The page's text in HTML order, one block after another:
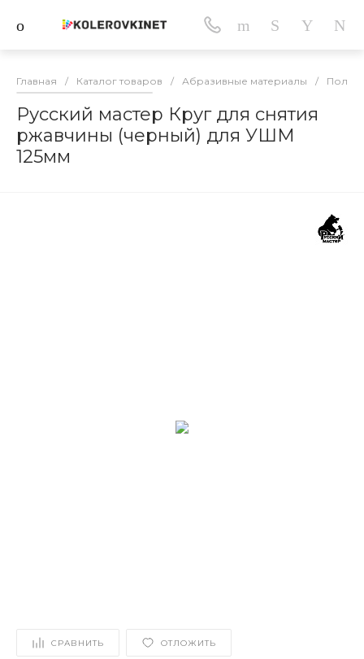
Главная / Каталог товаров / Абразивные материалы /
Русский мастер Круг для снятия
ржавчины (черный) для УШМ
125мм
СРАВНИТЬ ОТЛОЖИТЬ